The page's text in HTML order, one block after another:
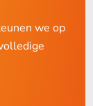
we op